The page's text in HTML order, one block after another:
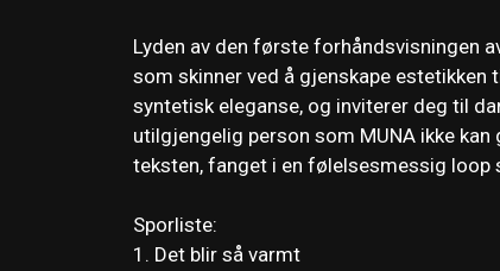
Lyden av den første forhåndsvisningen
som skinner ved å gjenskape
syntetisk eleganse, og inviterer deg til
utilgjengelig person som MUNA ikke
teksten, fanget i en følelsesmessig loop
Sporliste:
1. Det blir så varmt